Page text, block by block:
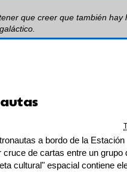
que creer que también hay
a bordo de la Estación
de cartas entre un grupo
cultural" espacial contiene